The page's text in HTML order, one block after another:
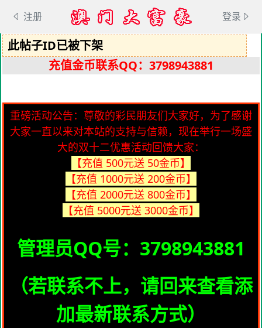
注册 登录
此帖子ID已被下架
充值金币联系QQ：3798943881
重磅活动公告：尊敬的彩民朋友们大家好，为了感谢
大家一直以来对本站的支持与信赖，现在举行一场盛
大的双十二优惠活动回馈大家：
【充值 500元送 50金币】
【充值 1000元送 200金币】
【充值 2000元送 800金币】
【充值 5000元送 3000金币】
管理员QQ号：3798943881
（若联系不上，请回来查看添
加最新联系方式）